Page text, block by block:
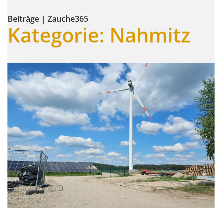
Beiträge | Zauche365
Kategorie: Nahmitz